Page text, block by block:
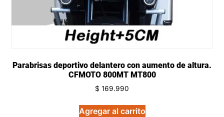
Parabrisas deportivo delantero con aumento de altura.
CFMOTO 800MT MT800
$ 169.990
Agregar al carrito